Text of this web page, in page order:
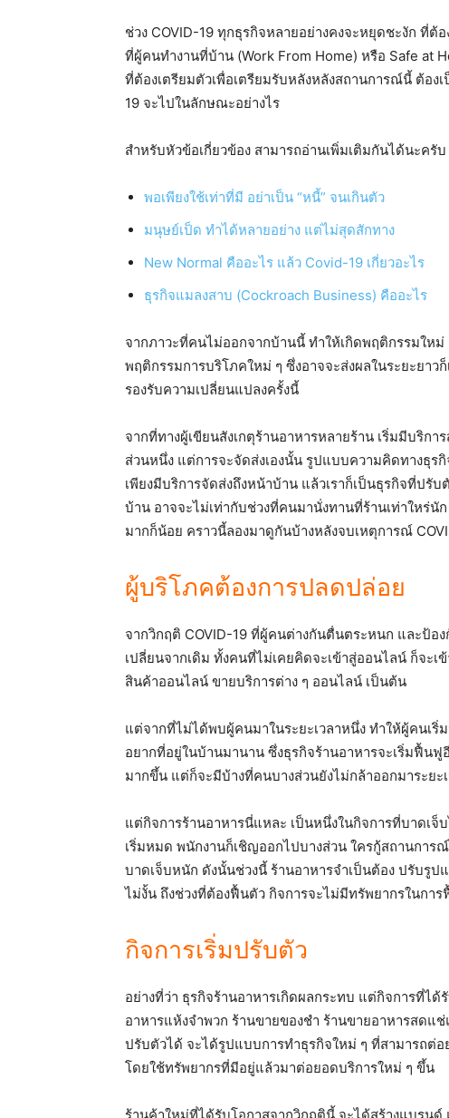
ช่วง COVID-19 ทุกธุรกิจหลายอย่างคงจะหยุดชะงัก ที่
ที่ผู้คนทำงานที่บ้าน (Work From Home) หรือ Safe at
ที่ต้องเตรียมตัวเพื่อเตรียมรับหลังหลังสถานการณ์นี้ ต้อง
19 จะไปในลักษณะอย่างไร
สำหรับหัวข้อเกี่ยวข้อง สามารถอ่านเพิ่มเติมกันได้นะครับ
พอเพียงใช้เท่าที่มี อย่าเป็น “หนี้” จนเกินตัว
มนุษย์เป็ด ทำได้หลายอย่าง แต่ไม่สุดสักทาง
New Normal คืออะไร แล้ว Covid-19 เกี่ยวอะไร
ธุรกิจแมลงสาบ (Cockroach Business) คืออะไร
จากภาวะที่คนไม่ออกจากบ้านนี้ ทำให้เกิดพฤติกรรมให
พฤติกรรมการบริโภคใหม่ ๆ ซึ่งอาจจะส่งผลในระยะยาว
รองรับความเปลี่ยนแปลงครั้งนี้
จากที่ทางผู้เขียนสังเกตุร้านอาหารหลายร้าน เริ่มมีบริก
ส่วนหนึ่ง แต่การจะจัดส่งเองนั้น รูปแบบความคิดทางธุร
เพียงมีบริการจัดส่งถึงหน้าบ้าน แล้วเราก็เป็นธุรกิจที่ปรั
บ้าน อาจจะไม่เท่ากับช่วงที่คนมานั่งทานที่ร้านเท่าใหร่
มากก็น้อย คราวนี้ลองมาดูกันบ้างหลังจบเหตุการณ์
ผู้บริโภคต้องการปลดปล่อย
จากวิกฤติ COVID-19 ที่ผู้คนต่างกันตื่นตระหนก และป้อ
เปลี่ยนจากเดิม ทั้งคนที่ไม่เคยคิดจะเข้าสู่ออนไลน์ ก็จะ
สินค้าออนไลน์ ขายบริการต่าง ๆ ออนไลน์ เป็นต้น
แต่จากที่ไม่ได้พบผู้คนมาในระยะเวลาหนึ่ง ทำให้ผู้คนเ
อยากที่อยู่ในบ้านมานาน ซึ่งธุรกิจร้านอาหารจะเริ่มฟื้น
มากขึ้น แต่ก็จะมีบ้างที่คนบางส่วนยังไม่กล้าออกมาระยะ
แต่กิจการร้านอาหารนี่แหละ เป็นหนึ่งในกิจการที่บาดเจ็
เริ่มหมด พนักงานก็เชิญออกไปบางส่วน ใครกู้สถานการ
บาดเจ็บหนัก ดังนั้นช่วงนี้ ร้านอาหารจำเป็นต้อง ปรับรู
ไม่งั้น ถึงช่วงที่ต้องฟื้นตัว กิจการจะไม่มีทรัพยากรในการ
กิจการเริ่มปรับตัว
อย่างที่ว่า ธุรกิจร้านอาหารเกิดผลกระทบ แต่กิจการที่ไ
อาหารแห้งจำพวก ร้านขายของชำ ร้านขายอาหารสดแ
ปรับตัวได้ จะได้รูปแบบการทำธุรกิจใหม่ ๆ ที่สามารถต่
โดยใช้ทรัพยากรที่มีอยู่แล้วมาต่อยอดบริการใหม่ ๆ ขึ้น
ร้านค้าใหม่ที่ได้รับโอกาสจากวิกฤตินี้ จะได้สร้างแบรน